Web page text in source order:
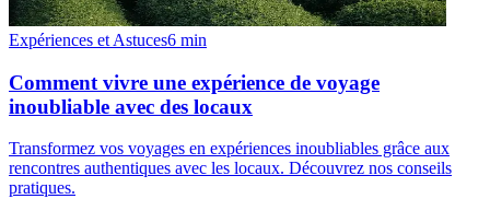
Expériences et Astuces6 min
Comment vivre une expérience de voyage
inoubliable avec des locaux
Transformez vos voyages en expériences inoubliables grâce aux
rencontres authentiques avec les locaux. Découvrez nos conseils
pratiques.